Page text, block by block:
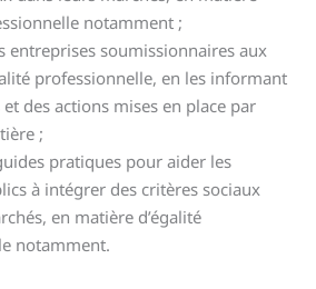
notamment ;
entreprises soumissionnaires aux
professionnelle, en les informant
des actions mises en place par
;
pratiques pour aider les
à intégrer des critères sociaux
en matière d’égalité
notamment.